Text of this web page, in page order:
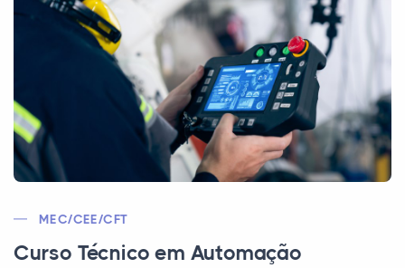
MEC/CEE/CFT
Curso Técnico em Automação